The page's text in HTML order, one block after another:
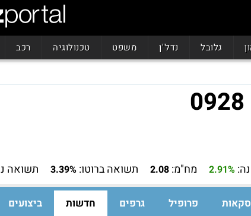
גלובל נדל"ן משפט טכנולוגיה רכב
2.91% מח"מ: 2.08 תשואה ברוטו: 3.39% תשואה
פרופיל גרפים חדשות ביצועים